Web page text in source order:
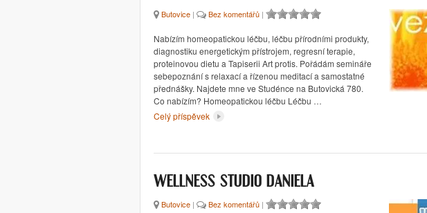
Butovice | Bez komentářů |
Nabízím homeopatickou léčbu, léčbu přírodními produkty,
diagnostiku energetickým přístrojem, regresní terapie,
proteinovou dietu a Tapiserii Art protis. Pořádám semináře
sebepoznání s relaxací a řízenou meditací a samostatné
přednášky. Najdete mne ve Studénce na Butovická 780.
Co nabízím? Homeopatickou léčbu Léčbu …
Celý příspěvek
WELLNESS STUDIO DANIELA
Butovice | Bez komentářů |